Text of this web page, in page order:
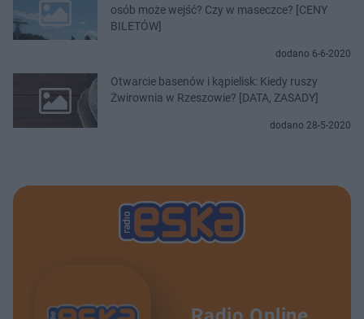
osób może wejść? Czy w maseczce? [CENY
BILETÓW]
dodano 6-6-2020
Otwarcie basenów i kąpielisk: Kiedy ruszy
Żwirownia w Rzeszowie? [DATA, ZASADY]
dodano 28-5-2020